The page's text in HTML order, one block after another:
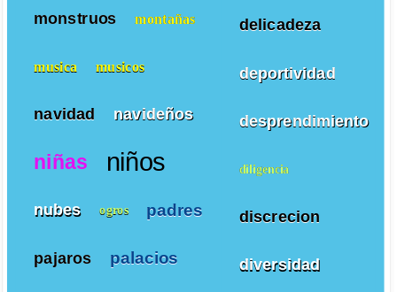
delicadeza
deportividad
desprendimiento
diligencia
discrecion
diversidad
monstruos montañas
musica musicos
navidad navideños
niñas niños
nubes ogros padres
pajaros palacios